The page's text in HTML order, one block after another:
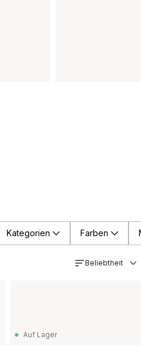
Kategorien Farben
Beliebtheit
Auf Lager